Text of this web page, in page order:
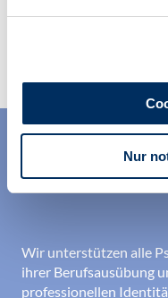
Nur
Wir unterstützen alle
ihrer Berufsausübung
professionellen